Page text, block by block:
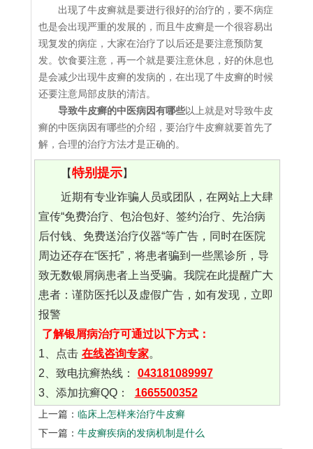
出现了牛皮癣就是要进行很好的治疗的，要不病症
也是会出现严重的发展的，而且牛皮癣是一个很容易出
现复发的病症，大家在治疗了以后还是要注意预防复
发。饮食要注意，再一个就是要注意休息，好的休息也
是会减少出现牛皮癣的发病的，在出现了牛皮癣的时候
还要注意局部皮肤的清洁。
导致牛皮癣的中医病因有哪些以上就是对导致牛皮
癣的中医病因有哪些的介绍，要治疗牛皮癣就要首先了
解，合理的治疗方法才是正确的。
【特别提示】
近期有专业诈骗人员或团队，在网站上大肆
宣传“免费治疗、包治包好、签约治疗、先治病
后付钱、免费送治疗仪器“等广告，同时在医院
周边还存在“医托”，将患者骗到一些黑诊所，导
致无数银屑病患者上当受骗。我院在此提醒广大
患者：谨防医托以及虚假广告，如有发现，立即
报警
了解银屑病治疗可通过以下方式：
1、点击 在线咨询专家。
2、致电抗癣热线：
043181089997
3、添加抗癣QQ：
1665500352
上一篇： 临床上怎样来治疗牛皮癣
下一篇： 牛皮癣疾病的发病机制是什么